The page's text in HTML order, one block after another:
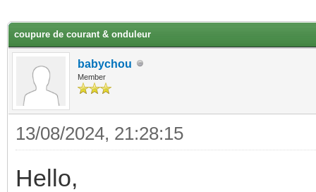
coupure de courant & onduleur
babychou
Member
13/08/2024, 21:28:15
Hello,